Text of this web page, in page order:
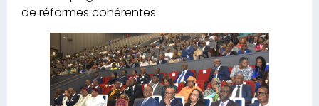
de réformes cohérentes.